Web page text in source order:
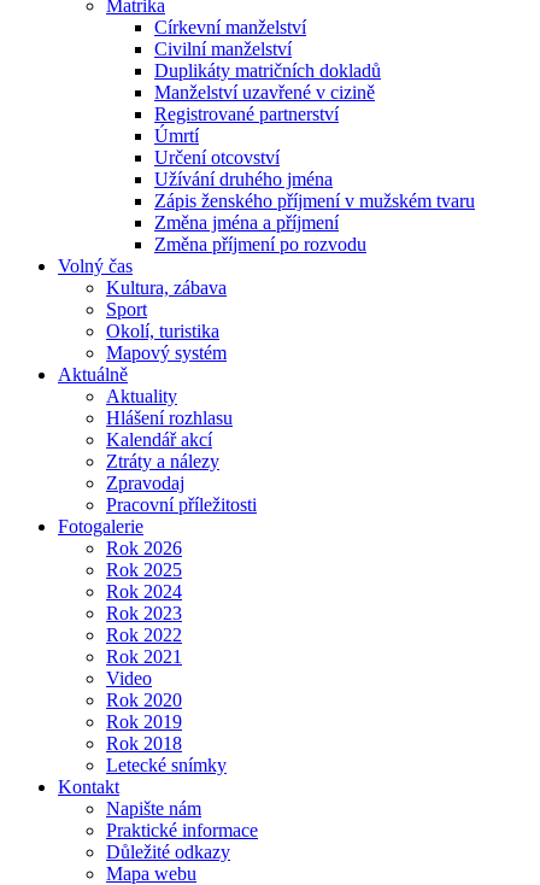
Matrika
Církevní manželství
Civilní manželství
Duplikáty matričních dokladů
Manželství uzavřené v cizině
Registrované partnerství
Úmrtí
Určení otcovství
Užívání druhého jména
Zápis ženského příjmení v mužském tvaru
Změna jména a příjmení
Změna příjmení po rozvodu
Volný čas
Kultura, zábava
Sport
Okolí, turistika
Mapový systém
Aktuálně
Aktuality
Hlášení rozhlasu
Kalendář akcí
Ztráty a nálezy
Zpravodaj
Pracovní příležitosti
Fotogalerie
Rok 2026
Rok 2025
Rok 2024
Rok 2023
Rok 2022
Rok 2021
Video
Rok 2020
Rok 2019
Rok 2018
Letecké snímky
Kontakt
Napište nám
Praktické informace
Důležité odkazy
Mapa webu